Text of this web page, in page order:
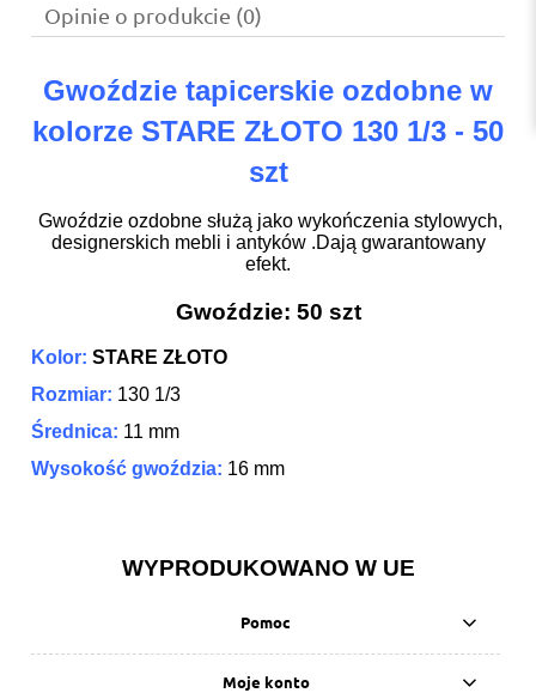
Opinie o produkcie (0)
Gwoździe tapicerskie ozdobne w
kolorze STARE ZŁOTO 130 1/3 - 50
szt
Gwoździe ozdobne służą jako wykończenia stylowych,
designerskich mebli i antyków .Dają gwarantowany
efekt.
Gwoździe: 50 szt
Kolor: STARE ZŁOTO
Rozmiar: 130 1/3
Średnica: 11 mm
Wysokość gwoździa: 16 mm
WYPRODUKOWANO W UE
Pomoc
Moje konto